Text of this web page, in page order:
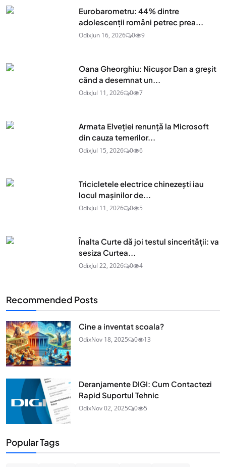
Eurobarometru: 44% dintre
adolescenţii români petrec prea...
OdixJun 16, 2026 0 9
Oana Gheorghiu: Nicușor Dan a greșit
când a desemnat un...
OdixJul 11, 2026 0 7
Armata Elveției renunță la Microsoft
din cauza temerilor...
OdixJul 15, 2026 0 6
Tricicletele electrice chinezești iau
locul mașinilor de...
OdixJul 11, 2026 0 5
Înalta Curte dă joi testul sincerității: va
sesiza Curtea...
OdixJul 22, 2026 0 4
Recommended Posts
Cine a inventat scoala?
OdixNov 18, 2025 0 13
Deranjamente DIGI: Cum Contactezi
Rapid Suportul Tehnic
OdixNov 02, 2025 0 5
Popular Tags